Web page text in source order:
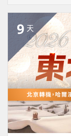
9 天